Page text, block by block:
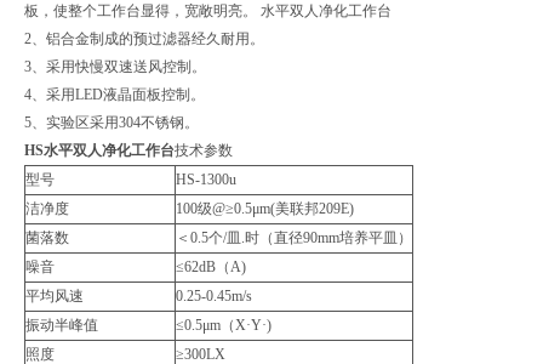
板，使整个工作台显得，宽敞明亮。 水平双人净化工作台
2、铝合金制成的预过滤器经久耐用。
3、采用快慢双速送风控制。
4、采用LED液晶面板控制。
5、实验区采用304不锈钢。
HS水平双人净化工作台技术参数
型号
HS-1300u
洁净度
100级@≥0.5μm(美联邦209E)
菌落数
＜0.5个/皿.时（直径90mm培养平皿）
噪音
≤62dB（A)
平均风速
0.25-0.45m/s
振动半峰值
≤0.5μm（X·Y·)
照度
≥300LX